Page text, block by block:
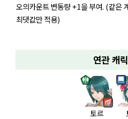
오의카운트 변동량 +1을 부여. (같은
최댓값만 적용)
연관 캐
토르